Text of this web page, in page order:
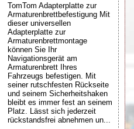
TomTom Adapterplatte zur
Armaturenbrettbefestigung Mit
dieser universellen
Adapterplatte zur
Armaturenbrettmontage
können Sie Ihr
Navigationsgerät am
Armaturenbrett Ihres
Fahrzeugs befestigen. Mit
seiner rutschfesten Rückseite
und seinem Sicherheitshaken
bleibt es immer fest an seinem
Platz. Lässt sich jederzeit
rückstandsfrei abnehmen un...